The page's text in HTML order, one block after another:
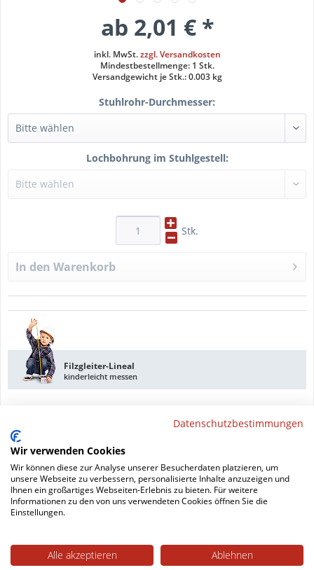
ab 2,01 € *
inkl. MwSt.zzgl. Versandkosten
Mindestbestellmenge: 1 Stk.
Versandgewicht je Stk.: 0.003 kg
Stuhlrohr-Durchmesser:
Lochbohrung im Stuhlgestell:
Stk.
In den Warenkorb
Filzgleiter-Lineal
kinderleicht messen
DAS Werkzeug
Datenblatt drucken
Beschreibung
Datenschutzbestimmungen
Wir verwenden Cookies
Wir können diese zur Analyse unserer Besucherdaten platzieren, um
unsere Webseite zu verbessern, personalisierte Inhalte anzuzeigen und
Ihnen ein großartiges Webseiten-Erlebnis zu bieten. Für weitere
Informationen zu den von uns verwendeten Cookies öffnen Sie die
Einstellungen.
Alle akzeptieren
Ablehnen